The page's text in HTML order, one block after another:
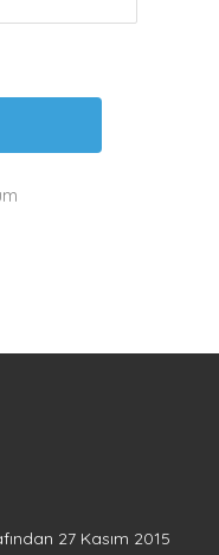
27 Kasım 2015